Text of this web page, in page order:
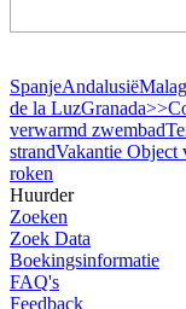
SpanjeAndalusië
de la LuzGranada
verwarmd zwembad
strandVakantie Object
roken
Huurder
Zoeken
Zoek Data
Boekingsinformatie
FAQ's
Feedback